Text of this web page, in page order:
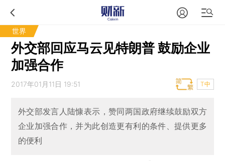
世界
外交部回应马云见特朗普 鼓励企业
加强合作
2017年01月11日 19:51 T中
外交部发言人陆慷表示，赞同两国政府继续鼓励双方
企业加强合作，并为此创造更有利的条件、提供更多
的便利